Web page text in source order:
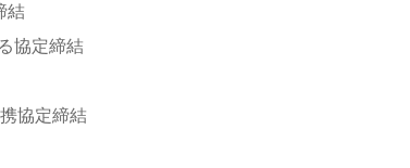
結
協定締結
協定締結